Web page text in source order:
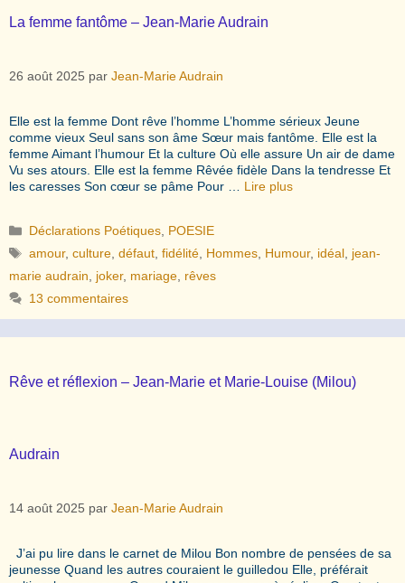
La femme fantôme – Jean-Marie Audrain
26 août 2025 par Jean-Marie Audrain
Elle est la femme Dont rêve l’homme L’homme sérieux Jeune
comme vieux Seul sans son âme Sœur mais fantôme. Elle est la
femme Aimant l’humour Et la culture Où elle assure Un air de dame
Vu ses atours. Elle est la femme Rêvée fidèle Dans la tendresse Et
les caresses Son cœur se pâme Pour … Lire plus
Catégories
Déclarations Poétiques POESIE
Étiquettes
amour,culture ,défaut ,fidélité Hommes Humour, idéal jean-
marie audrain
joker, mariage rêves
13 commentaires
Rêve et réflexion – Jean-Marie et Marie-Louise (Milou)
Audrain
14 août 2025 par Jean-Marie Audrain
J’ai pu lire dans le carnet de Milou Bon nombre de pensées de sa
jeunesse Quand les autres couraient le guilledou Elle, préférait